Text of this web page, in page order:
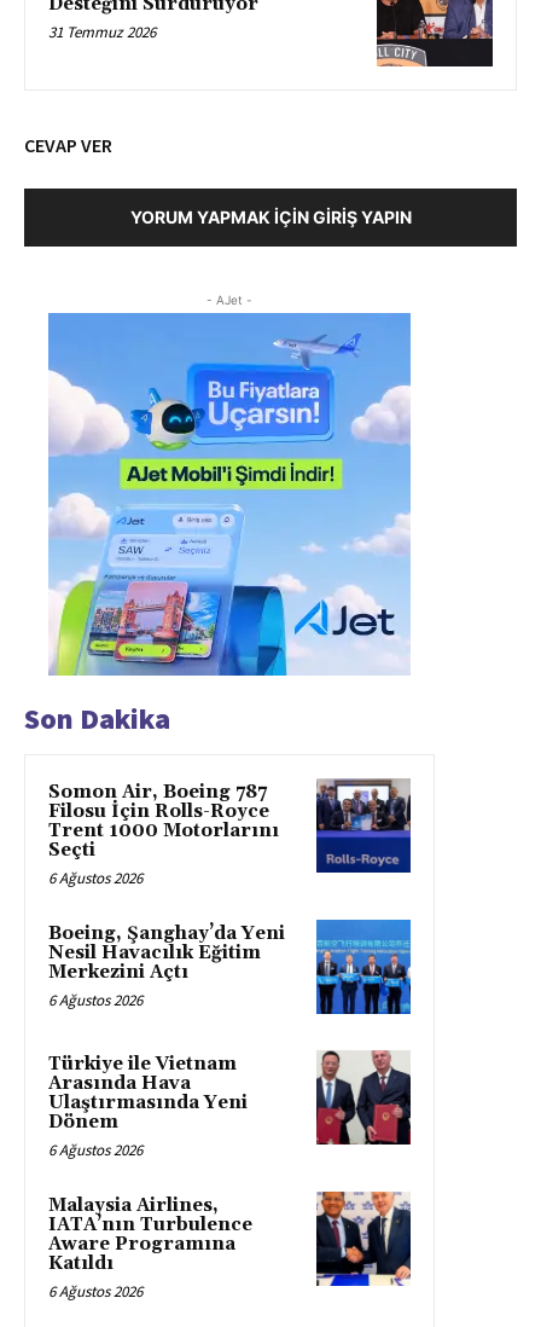
31 Temmuz 2026
CEVAP VER
YORUM YAPMAK İÇIN GIRIŞ YAPIN
- AJet -
Son Dakika
Somon Air, Boeing 787
Filosu İçin Rolls-Royce
Trent 1000 Motorlarını
Seçti
6 Ağustos 2026
Boeing, Şanghay’da Yeni
Nesil Havacılık Eğitim
Merkezini Açtı
6 Ağustos 2026
Türkiye ile Vietnam
Arasında Hava
Ulaştırmasında Yeni
Dönem
6 Ağustos 2026
Malaysia Airlines,
IATA’nın Turbulence
Aware Programına
Katıldı
6 Ağustos 2026